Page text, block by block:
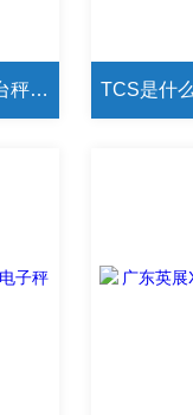
JADEVER产品 TCS-50kg计数台秤 钰恒公司产品